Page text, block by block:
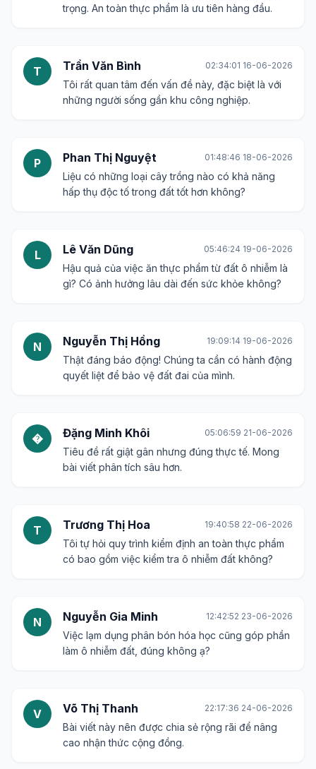
trọng. An toàn thực phẩm là ưu tiên hàng đầu.
T Trần Văn Bình 02:34:01 16-06-2026
Tôi rất quan tâm đến vấn đề này, đặc biệt là với
những người sống gần khu công nghiệp.
P Phan Thị Nguyệt 01:48:46 18-06-2026
Liệu có những loại cây trồng nào có khả năng
hấp thụ độc tố trong đất tốt hơn không?
L Lê Văn Dũng 05:46:24 19-06-2026
Hậu quả của việc ăn thực phẩm từ đất ô nhiễm là
gì? Có ảnh hưởng lâu dài đến sức khỏe không?
N Nguyễn Thị Hồng 19:09:14 19-06-2026
Thật đáng báo động! Chúng ta cần có hành động
quyết liệt để bảo vệ đất đai của mình.
� Đặng Minh Khôi 05:06:59 21-06-2026
Tiêu đề rất giật gân nhưng đúng thực tế. Mong
bài viết phân tích sâu hơn.
T Trương Thị Hoa 19:40:58 22-06-2026
Tôi tự hỏi quy trình kiểm định an toàn thực phẩm
có bao gồm việc kiểm tra ô nhiễm đất không?
N Nguyễn Gia Minh 12:42:52 23-06-2026
Việc lạm dụng phân bón hóa học cũng góp phần
làm ô nhiễm đất, đúng không ạ?
V Võ Thị Thanh 22:17:36 24-06-2026
Bài viết này nên được chia sẻ rộng rãi để nâng
cao nhận thức cộng đồng.